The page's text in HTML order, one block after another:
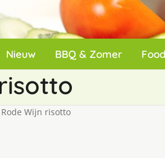
Nieuw BBQ & Zomer
Rode Wijn risotto